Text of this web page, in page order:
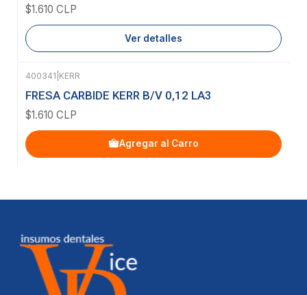
$1.610 CLP
Ver detalles
400341 KERR
FRESA CARBIDE KERR B/V 0,12 LA3
$1.610 CLP
Agregar al Carro